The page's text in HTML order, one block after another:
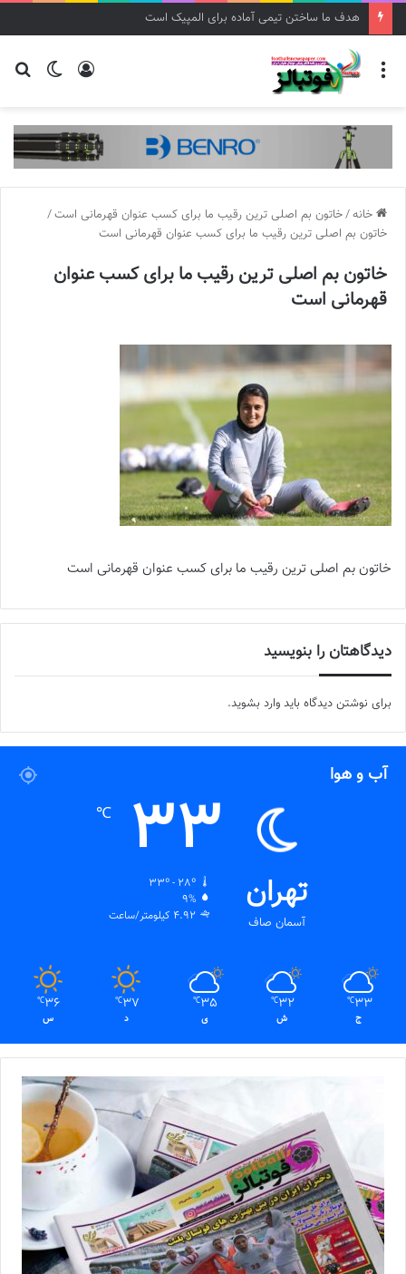
برگزاری اردوی تیم ملی فوتبال دختران نوجوان
تغییر
ورود منو
خانه/خاتون بم اصلی ترین رقیب ما برای کسب عنوان قهرمانی است/
خاتون بم اصلی ترین رقیب ما برای کسب عنوان قهرمانی است
خاتون بم اصلی ترین رقیب ما برای کسب عنوان
قهرمانی است
خاتون بم اصلی ترین رقیب ما برای کسب عنوان قهرمانی است
دیدگاهتان را بنویسید
برای نوشتن دیدگاه باید وارد بشوید.
آب و هوا
تهران
آسمان صاف
33
℃
33º - 28º
9%
4.92 کیلومتر/ساعت
33
℃
ج
32
℃
ش
35
℃
ی
37
℃
د
36
℃
س